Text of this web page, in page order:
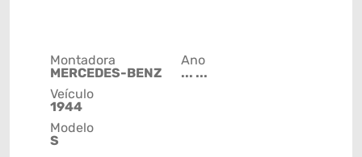
Montadora
MERCEDES-BENZ
Veículo
1944
Modelo
S
Ano
... ...